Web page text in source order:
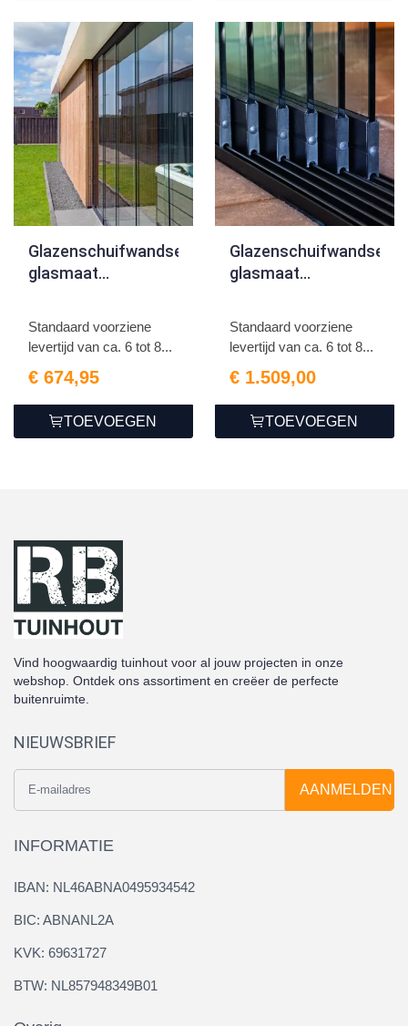
Glazenschuifwandset,
glasmaat
3-sporig antraciet
Standaard voorziene
levertijd van ca. 6 tot 8...
€ 674,95
TOEVOEGEN
Glazenschuifwandset,
glasmaat
6-sporig antraciet
Standaard voorziene
levertijd van ca. 6 tot 8...
€ 1.509,00
TOEVOEGEN
Vind hoogwaardig tuinhout voor al jouw projecten in onze
webshop. Ontdek ons assortiment en creëer de perfecte
buitenruimte.
NIEUWSBRIEF
AANMELDEN
INFORMATIE
IBAN: NL46ABNA0495934542
BIC: ABNANL2A
KVK: 69631727
BTW: NL857948349B01